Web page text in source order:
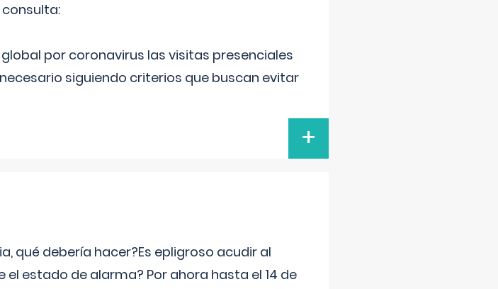
por coronavirus las visitas presenciales
siguiendo criterios que buscan evitar
+
qué debería hacer?Es epligroso acudir al
estado de alarma? Por ahora hasta el 14 de